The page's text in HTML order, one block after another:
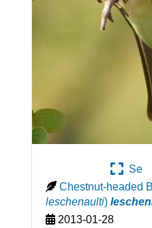
Se
Chestnut-headed
leschenaulti)
2013-01-28